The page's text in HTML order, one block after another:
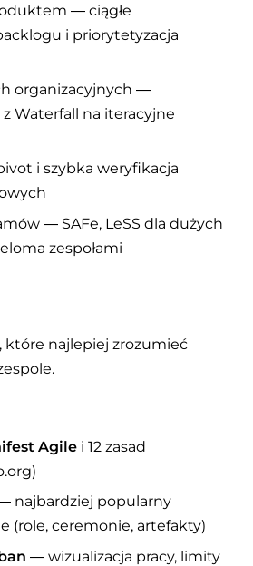
— ciągłe
i priorytetyzacja
organizacyjnych —
Waterfall na iteracyjne
i szybka weryfikacja
— SAFe, LeSS dla dużych
zespołami
które najlepiej zrozumieć
Agile i 12 zasad
najbardziej popularny
(role, ceremonie, artefakty)
— wizualizacja pracy, limity